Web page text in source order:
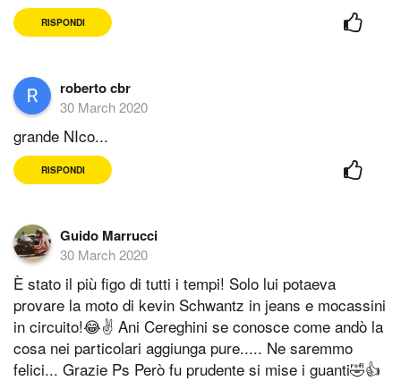
RISPONDI
roberto cbr
30 March 2020
grande NIco...
RISPONDI
Guido Marrucci
30 March 2020
È stato il più figo di tutti i tempi! Solo lui potaeva
provare la moto di kevin Schwantz in jeans e mocassini
in circuito!😂✌ Ani Cereghini se conosce come andò la
cosa nei particolari aggiunga pure..... Ne saremmo
felici... Grazie Ps Però fu prudente si mise i guanti🤣👍